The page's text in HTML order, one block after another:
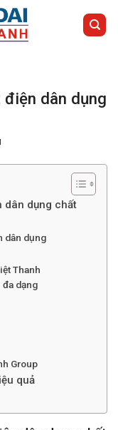
dân dụng
dân dụng chất
dân dụng
Thanh
đa dạng
Group
quả